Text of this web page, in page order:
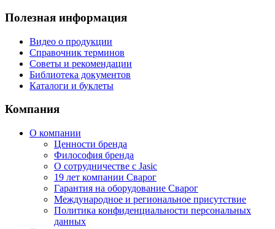
Полезная информация
Видео о продукции
Справочник терминов
Советы и рекомендации
Библиотека документов
Каталоги и буклеты
Компания
О компании
Ценности бренда
Философия бренда
О сотрудничестве с Jasic
19 лет компании Сварог
Гарантия на оборудование Сварог
Международное и региональное присутствие
Политика конфиденциальности персональных
данных